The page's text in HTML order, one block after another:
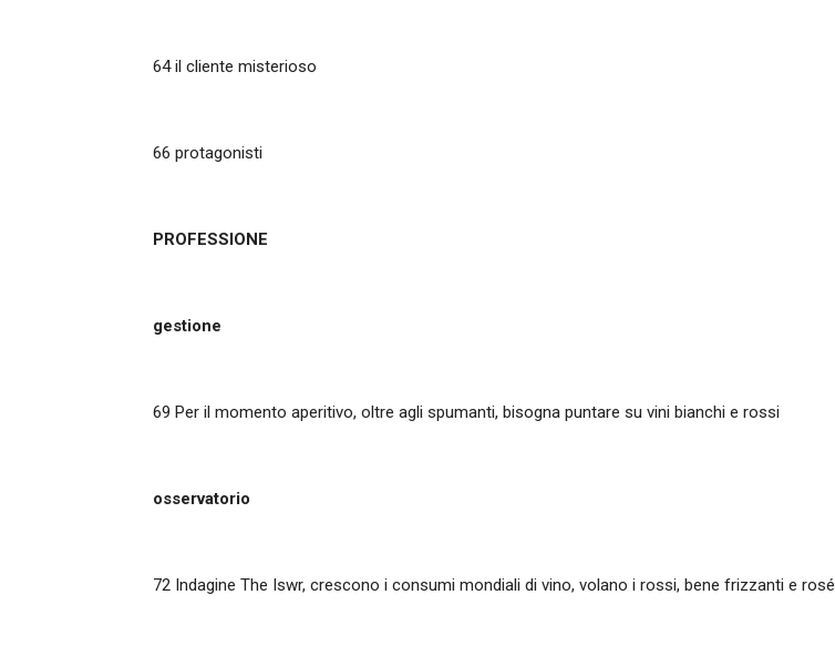
64 il cliente misterioso
66 protagonisti
PROFESSIONE
gestione
69 Per il momento aperitivo, oltre agli spumanti, bisogna puntare su vini bianchi e rossi
osservatorio
72 Indagine The Iswr, crescono i consumi mondiali di vino, volano i rossi, bene frizzanti e rosé